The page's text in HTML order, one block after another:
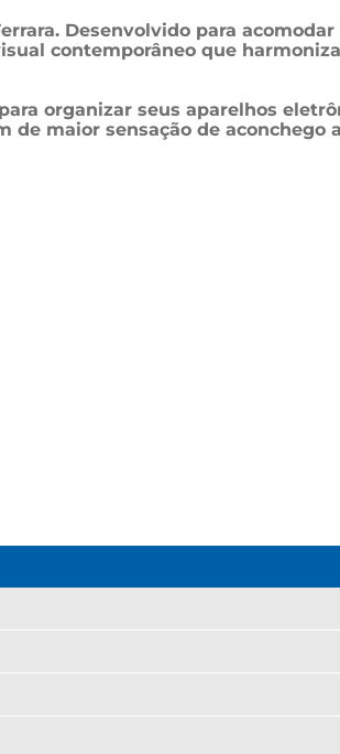
Desenvolvido para acomodar
contemporâneo que
organizar seus aparelhos
maior sensação de aconchego